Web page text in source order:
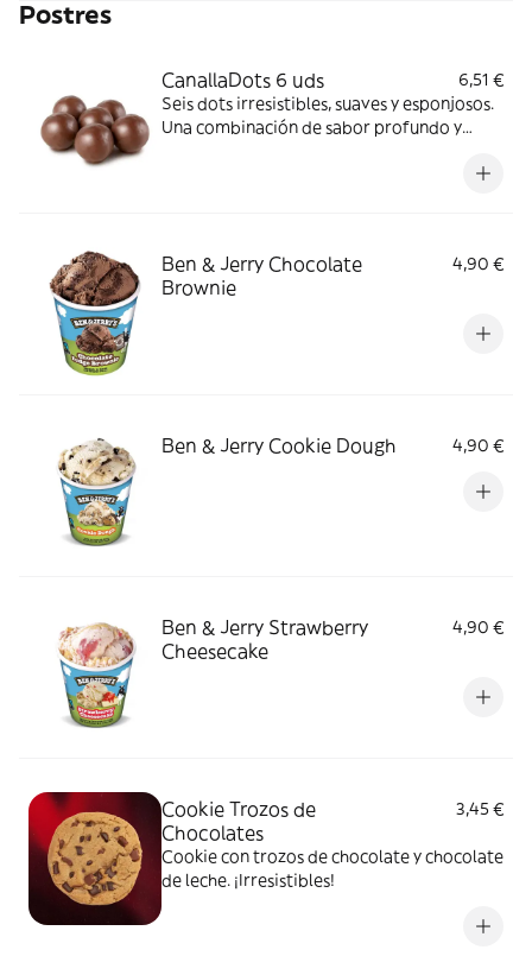
Postres
CanallaDots 6 uds
6,51 €
Seis dots irresistibles, suaves y esponjosos.
Una combinación de sabor profundo y
Ben & Jerry Chocolate
Brownie
4,90 €
Ben & Jerry Cookie Dough 4,90 €
Ben & Jerry Strawberry
Cheesecake
4,90 €
Cookie Trozos de
Chocolates
3,45 €
Cookie con trozos de chocolate y chocolate
de leche. ¡Irresistibles!